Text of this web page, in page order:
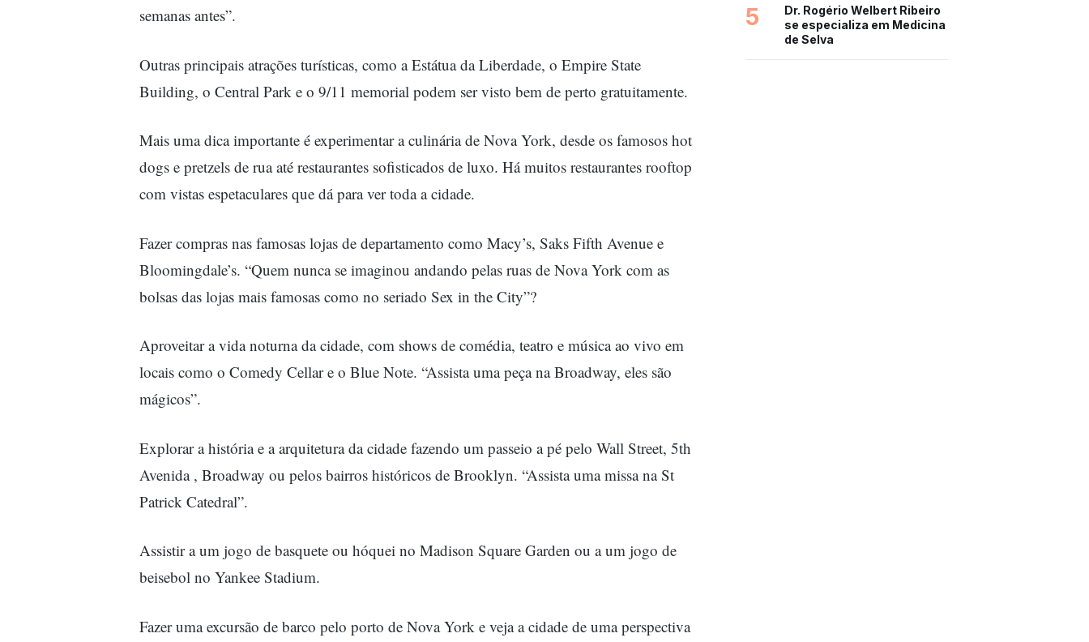
semanas antes”.
Outras principais atrações turísticas, como a Estátua da Liberdade, o Empire State
Building, o Central Park e o 9/11 memorial podem ser visto bem de perto gratuitamente.
Mais uma dica importante é experimentar a culinária de Nova York, desde os famosos hot
dogs e pretzels de rua até restaurantes sofisticados de luxo. Há muitos restaurantes rooftop
com vistas espetaculares que dá para ver toda a cidade.
Fazer compras nas famosas lojas de departamento como Macy’s, Saks Fifth Avenue e
Bloomingdale’s. “Quem nunca se imaginou andando pelas ruas de Nova York com as
bolsas das lojas mais famosas como no seriado Sex in the City”?
Aproveitar a vida noturna da cidade, com shows de comédia, teatro e música ao vivo em
locais como o Comedy Cellar e o Blue Note. “Assista uma peça na Broadway, eles são
mágicos”.
Explorar a história e a arquitetura da cidade fazendo um passeio a pé pelo Wall Street, 5th
Avenida , Broadway ou pelos bairros históricos de Brooklyn. “Assista uma missa na St
Patrick Catedral”.
Assistir a um jogo de basquete ou hóquei no Madison Square Garden ou a um jogo de
beisebol no Yankee Stadium.
Fazer uma excursão de barco pelo porto de Nova York e veja a cidade de uma perspectiva
5
Dr. Rogério Welbert Ribeiro
se especializa em Medicina
de Selva